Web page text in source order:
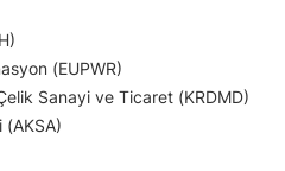
(EUPWR)
Sanayi ve Ticaret (KRDMD)
(AKSA)